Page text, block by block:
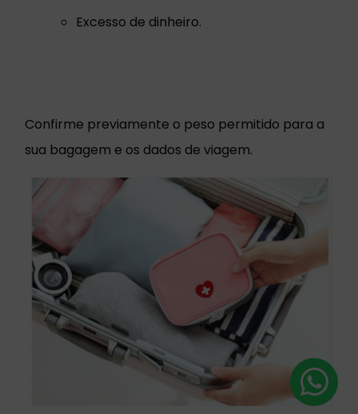
Excesso de dinheiro.
Confirme previamente o peso permitido para a
sua bagagem e os dados de viagem.